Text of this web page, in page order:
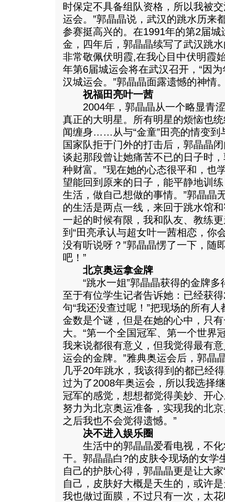
时保定不具备组队资格，所以我被
运会。”郭晶晶说，武汉的跳水历来
参赛挺高兴的。在1991年的第2届
金，四年后，郭晶晶续写了武汉跳
非常敬佩伏明霞,在我心目中伏明霞
年第6届城运会将在武汉召开，“因
汉城运会。”郭晶晶面露遗憾的神情
祝福田亮叶一茜
2004年，郭晶晶从一个略显青涩
真正的大明星。所有明星的烦恼也
闻缠身……从与“金童”田亮的情变到
国家队拒于门外的打击后，郭晶晶
谈起那段曾让她痛苦不已的日子时
种财富。”现在她的心态很平和，也
望能回到原来的日子，能平静地训
生活，做自己想做的事情。”郭晶晶
的生活是两点一线，来回于跳水馆
一起的时候有限，我和队友、教练
到“田亮承认与超女叶一茜相恋，你
没有听说呀？”郭晶晶愣了一下，随
吧！”
北京奥运拿金牌
“跳水一姐”郭晶晶获得的金牌多
至于有位学生记者告诉她：已经获
句“我还没查过呢！”把现场的所有
金数是个谜，但是在她的心中，只
大。“第一个全国冠军、第一个世界
我来说都很有意义，但我觉得最有
运会的金牌。”雅典奥运会后，郭晶
几乎20年跳水，我该得到的都已经
过为了2008年奥运会，所以我选择
冠军的感觉，想想都觉得美妙、开
努力为北京奥运准备，实现我的北
之后我也不会觉得遗憾。”
决不进入娱乐圈
生活中的郭晶晶爱看电视，不化
干。郭晶晶白?的皮肤令现场的女学
自己的护肤心得，郭晶晶更是让大家
自己，皮肤好大概是天生的，或许
我也做过面膜，不过只有一次，太